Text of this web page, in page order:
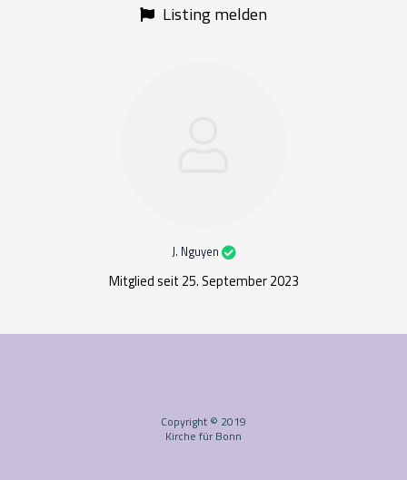
Listing melden
J. Nguyen
Mitglied seit 25. September 2023
Copyright © 2019
Kirche für Bonn